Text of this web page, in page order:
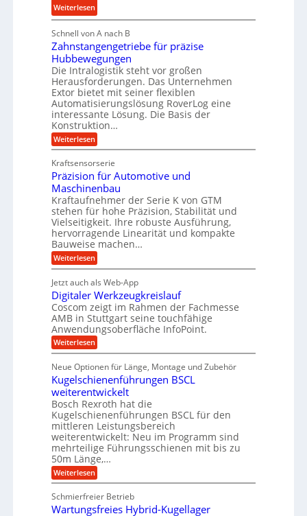
l
i
m
V
e
r
g
l
e
b
i
g
e
K
u
g
e
l
g
e
w
i
n
d
e
t
r
i
e
b
e
f
ü
r
r
a
e
U
m
g
e
b
u
n
g
n
e
i
g
r
t
U
m
s
a
t
z
n
d
A
u
f
t
r
a
s
e
i
n
g
a
n
g
Weiterlesen:
M
e
h
r
A
r
b
e
i
t
s
l
o
s
e
,
w
e
n
i
g
e
r
S
t
e
l
e
n
Schnell von A nach B
Zahnstangengetriebe für präzise
Hubbewegungen
Die Intralogistik steht vor großen
Herausforderungen. Das Unternehmen
Extor bietet mit seiner flexiblen
Automatisierungslösung RoverLog eine
interessante Lösung. Die Basis der
Konstruktion…
Weiterlesen:
Z
h
n
s
t
a
n
g
e
n
g
e
t
r
i
e
b
e
f
ü
r
r
ä
z
i
s
e
H
u
b
b
e
w
e
g
u
n
Kraftsensorserie
Präzision für Automotive und
Maschinenbau
Kraftaufnehmer der Serie K von GTM
stehen für hohe Präzision, Stabilität und
Vielseitigkeit. Ihre robuste Ausführung,
hervorragende Linearität und kompakte
Bauweise machen…
Weiterlesen:
P
ä
z
i
s
i
o
n
f
r
A
u
t
o
m
o
t
i
v
e
u
d
M
Jetzt auch als Web-App
Digitaler Werkzeugkreislauf
Coscom zeigt im Rahmen der Fachmesse
AMB in Stuttgart seine touchfähige
Anwendungsoberfläche InfoPoint.
Weiterlesen:
D
g
i
t
a
l
e
r
W
e
r
k
z
e
u
g
Neue Optionen für Länge, Montage und Zubehör
Kugelschienenführungen BSCL
weiterentwickelt
Bosch Rexroth hat die
Kugelschienenführungen BSCL für den
mittleren Leistungsbereich
weiterentwickelt: Neu im Programm sind
mehrteilige Führungsschienen mit bis zu
50m Länge,…
Weiterlesen:
K
g
e
Schmierfreier Betrieb
Wartungsfreies Hybrid-Kugellager